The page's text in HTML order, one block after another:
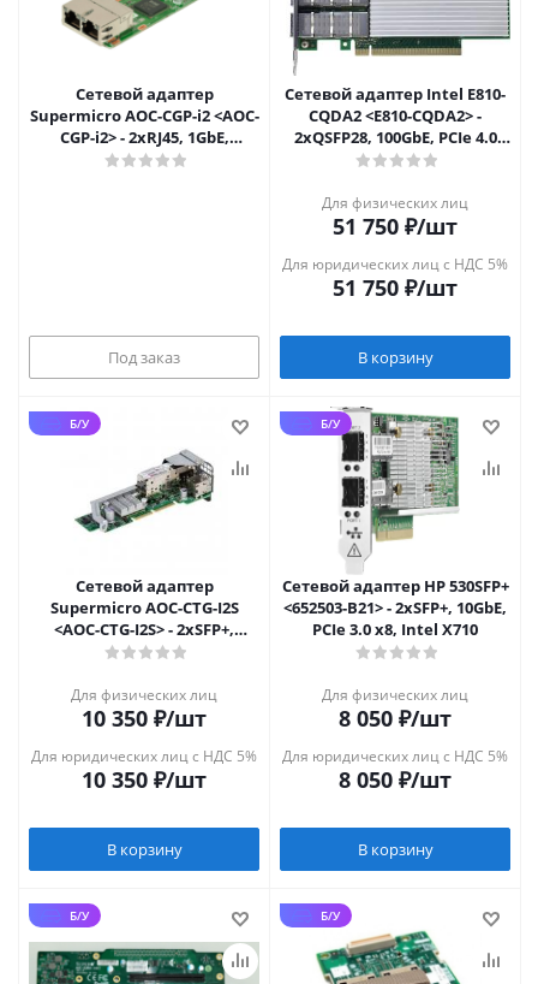
Сетевой адаптер
Supermicro AOC-CGP-i2 <AOC-
CGP-i2> - 2xRJ45, 1GbE,
MicroLP, PCIe 2.1 x4
Под заказ
Сетевой адаптер Intel E810-
CQDA2 <E810-CQDA2> -
2xQSFP28, 100GbE, PCIe 4.0
x16
Для физических лиц
51 750 ₽/шт
Для юридических лиц с НДС 5%
51 750 ₽/шт
В корзину
Б/У
Сетевой адаптер
Supermicro AOC-CTG-I2S
<AOC-CTG-I2S> - 2xSFP+,
10GbE, MicroLP, PCIe 2.0 x8
Для физических лиц
10 350 ₽/шт
Для юридических лиц с НДС 5%
10 350 ₽/шт
В корзину
Б/У
Сетевой адаптер HP 530SFP+
<652503-B21> - 2xSFP+, 10GbE,
PCIe 3.0 x8, Intel X710
Для физических лиц
8 050 ₽/шт
Для юридических лиц с НДС 5%
8 050 ₽/шт
В корзину
Б/У Б/У